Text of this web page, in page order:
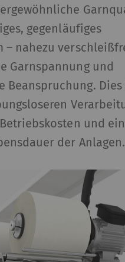
gegenläufiges
– nahezu
Garnspannung und
Beanspruchung.
und
der Anlagen.